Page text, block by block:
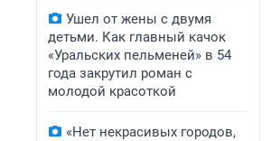
Ушел от жены с двумя
детьми. Как главный качок
«Уральских пельменей» в 54
года закрутил роман с
молодой красоткой
«Нет некрасивых городов,